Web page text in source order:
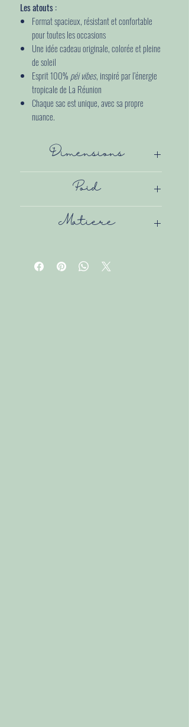
Les atouts :
Format spacieux, résistant et confortable
pour toutes les occasions
Une idée cadeau originale, colorée et pleine
de soleil
Esprit 100% péi vibes, inspiré par l’énergie
tropicale de La Réunion
Chaque sac est unique, avec sa propre
nuance.
Dimensions
64 x 37 x 17 cm
38 Litre
Poid
350 g approx.
Matière
Grammage épais (310 g/m²)
vraie tenue